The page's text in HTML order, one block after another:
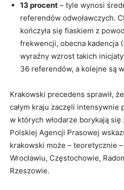
13 procent – tyle wynosi
referendów odwoławczych.
kończyła się fiaskiem z
frekwencji, obecna kadencja
wyraźny wzrost takich
36 referendów, a kolejne są
Krakowski precedens sprawił,
całym kraju zaczęli intensywnie
w których włodarze borykają
Polskiej Agencji Prasowej
krakowski może – teoretycznie
Wrocławiu, Częstochowie,
Rzeszowie.